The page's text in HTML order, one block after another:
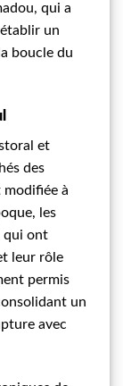
qui a
un
boucle du
et
des
à
les
qui ont
leur rôle
permis
un
avec